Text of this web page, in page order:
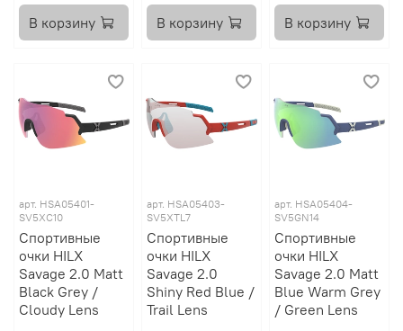
В корзину В корзину В корзину
арт. HSA05401-
SV5XC10
Спортивные
очки HILX
Savage 2.0 Matt
Black Grey /
Cloudy Lens
арт. HSA05403-
SV5XTL7
Спортивные
очки HILX
Savage 2.0
Shiny Red Blue /
Trail Lens
арт. HSA05404-
SV5GN14
Спортивные
очки HILX
Savage 2.0 Matt
Blue Warm Grey
/ Green Lens